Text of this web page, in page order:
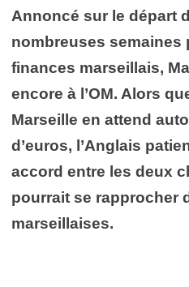
Annoncé sur le départ
nombreuses semaines
finances marseillais,
encore à l’OM. Alors
Marseille en attend
d’euros, l’Anglais
accord entre les deux
pourrait se rapprocher
marseillaises.